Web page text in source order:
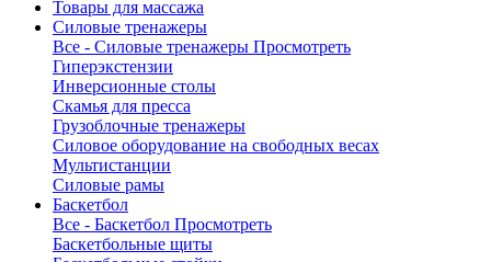
Товары для массажа
Силовые тренажеры
Все - Силовые тренажеры Просмотреть
Гиперэкстензии
Инверсионные столы
Скамья для пресса
Грузоблочные тренажеры
Силовое оборудование на свободных весах
Мультистанции
Силовые рамы
Баскетбол
Все - Баскетбол Просмотреть
Баскетбольные щиты